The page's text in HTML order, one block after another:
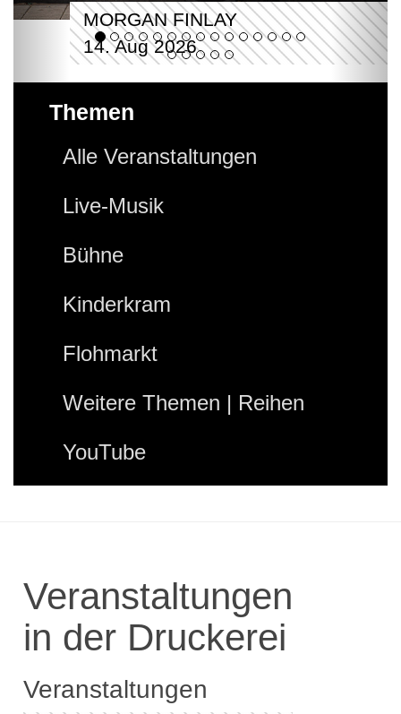
MORGAN FINLAY
14. Aug 2026
Themen
Alle Veranstaltungen
Live-Musik
Bühne
Kinderkram
Flohmarkt
Weitere Themen | Reihen
YouTube
Veranstaltungen
in der Druckerei
Veranstaltungen